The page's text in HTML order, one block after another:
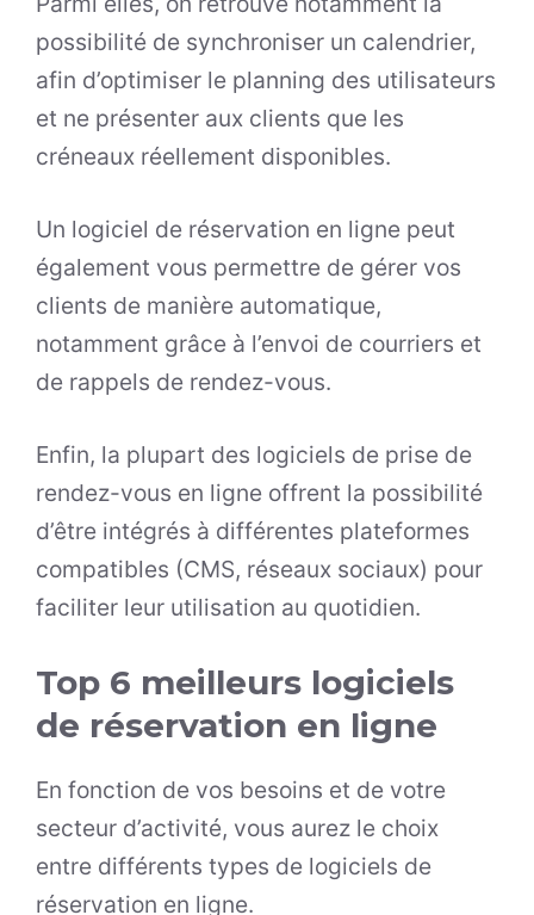
possibilité de synchroniser un calendrier,
afin d’optimiser le planning des utilisateurs
et ne présenter aux clients que les
créneaux réellement disponibles.
Un logiciel de réservation en ligne peut
également vous permettre de gérer vos
clients de manière automatique,
notamment grâce à l’envoi de courriers et
de rappels de rendez-vous.
Enfin, la plupart des logiciels de prise de
rendez-vous en ligne offrent la possibilité
d’être intégrés à différentes plateformes
compatibles (CMS, réseaux sociaux) pour
faciliter leur utilisation au quotidien.
Top 6 meilleurs logiciels
de réservation en ligne
En fonction de vos besoins et de votre
secteur d’activité, vous aurez le choix
entre différents types de logiciels de
réservation en ligne.